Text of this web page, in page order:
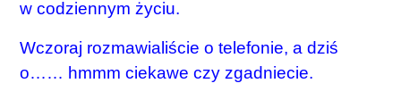
w codziennym życiu.
Wczoraj rozmawialiście o telefonie, a dziś
o…… hmmm ciekawe czy zgadniecie.